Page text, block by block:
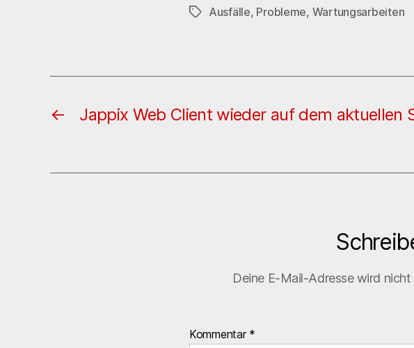
Schlagwörter
Ausfälle, Probleme, Wartungsarbeiten
← Jappix Web Client wieder auf dem aktuellen
Deine E-Mail-Adresse wird
Kommentar *